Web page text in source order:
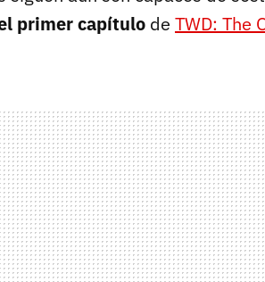
primer capítulo de TWD: The